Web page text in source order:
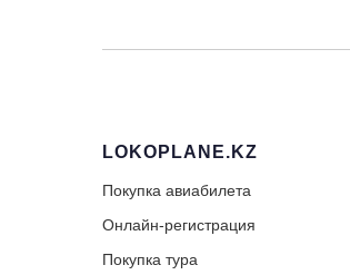
LOKOPLANE.KZ
Покупка авиабилета
Онлайн-регистрация
Покупка тура